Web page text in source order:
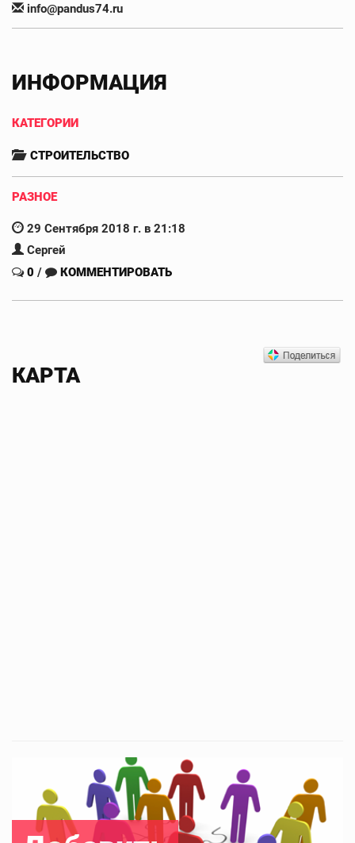
info@pandus74.ru
ИНФОРМАЦИЯ
КАТЕГОРИИ
СТРОИТЕЛЬСТВО
РАЗНОЕ
29 Сентября 2018 г. в 21:18
Сергей
0 / КОММЕНТИРОВАТЬ
КАРТА